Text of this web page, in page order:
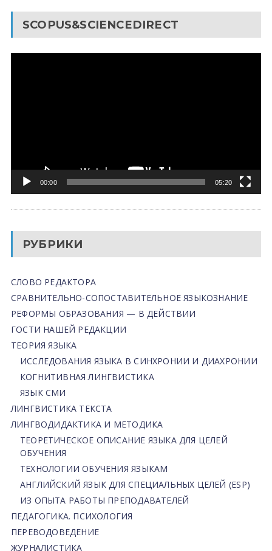
SCOPUS&SCIENCEDIRECT
00:00 05:20
РУБРИКИ
СЛОВО РЕДАКТОРА
СРАВНИТЕЛЬНО-СОПОСТАВИТЕЛЬНОЕ ЯЗЫКОЗНАНИЕ
РЕФОРМЫ ОБРАЗОВАНИЯ — В ДЕЙСТВИИ
ГОСТИ НАШЕЙ РЕДАКЦИИ
ТЕОРИЯ ЯЗЫКА
ИССЛЕДОВАНИЯ ЯЗЫКА В СИНХРОНИИ И ДИАХРОНИИ
КОГНИТИВНАЯ ЛИНГВИСТИКА
ЯЗЫК СМИ
ЛИНГВИСТИКА ТЕКСТА
ЛИНГВОДИДАКТИКА И МЕТОДИКА
ТЕОРЕТИЧЕСКОЕ ОПИСАНИЕ ЯЗЫКА ДЛЯ ЦЕЛЕЙ
ОБУЧЕНИЯ
ТЕХНОЛОГИИ ОБУЧЕНИЯ ЯЗЫКАМ
АНГЛИЙСКИЙ ЯЗЫК ДЛЯ СПЕЦИАЛЬНЫХ ЦЕЛЕЙ (ESP)
ИЗ ОПЫТА РАБОТЫ ПРЕПОДАВАТЕЛЕЙ
ПЕДАГОГИКА. ПСИХОЛОГИЯ
ПЕРЕВОДОВЕДЕНИЕ
ЖУРНАЛИСТИКА